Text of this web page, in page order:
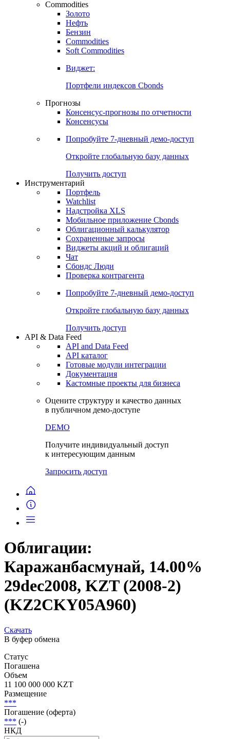
Commodities
Золото
Нефть
Бензин
Commodities
Soft Commodities
Виджет:
Портфели индексов Cbonds
Прогнозы
Консенсус-прогнозы по отчетности
Консенсусы
Попробуйте 7-дневный демо-доступ
Откройте глобальную базу данных
Получить доступ
Инструментарий
Портфель
Watchlist
Надстройка XLS
Мобильное приложение Cbonds
Облигационный калькулятор
Сохраненные запросы
Виджеты акций и облигаций
Чат
Сбондс Люди
Проверка контрагента
Попробуйте 7-дневный демо-доступ
Откройте глобальную базу данных
Получить доступ
API & Data Feed
API and Data Feed
API каталог
Готовые модули интеграции
Документация
Кастомные проекты для бизнеса
Оцените структуру и качество данных
в публичном демо-доступе
DEMO
Получите индивидуальный доступ
к интересующим данным
Запросить доступ
Облигации:
Каражанбасмунай, 14.00%
29dec2008, KZT (2008-2)
(KZ2CKY05A960)
Скачать
В буфер обмена
Статус
Погашена
Объем
11 100 000 000 KZT
Размещение
***
Погашение (оферта)
*** (-)
НКД